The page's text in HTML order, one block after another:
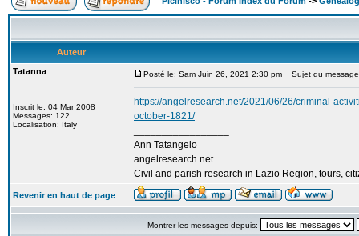
Auteur
Tatanna
Inscrit le: 04 Mar 2008
Messages: 122
Localisation: Italy
Posté le: Sam Juin 26, 2021 2:30 pm Sujet du
https://angelresearch.net/2021/06/26/criminal-
october-1821/
Ann Tatangelo
angelresearch.net
Civil and parish research in Lazio Region, tours,
Revenir en haut de page
Montrer les messages depuis: